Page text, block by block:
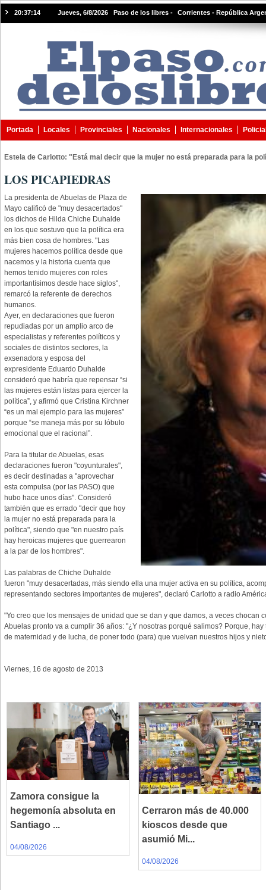
20:37:15 Jueves, 6/8/2026 Paso de los libres - Corrientes - República
Portada Locales Provinciales Nacionales Internacionales
Estela de Carlotto: "Está mal decir que la mujer no está preparada para la
LOS PICAPIEDRAS
La presidenta de Abuelas de Plaza de
Mayo calificó de "muy desacertados"
los dichos de Hilda Chiche Duhalde
en los que sostuvo que la política era
más bien cosa de hombres. "Las
mujeres hacemos política desde que
nacemos y la historia cuenta que
hemos tenido mujeres con roles
importantísimos desde hace siglos",
remarcó la referente de derechos
humanos.
Ayer, en declaraciones que fueron
repudiadas por un amplio arco de
especialistas y referentes políticos y
sociales de distintos sectores, la
exsenadora y esposa del
expresidente Eduardo Duhalde
consideró que habría que repensar “si
las mujeres están listas para ejercer la
política”, y afirmó que Cristina Kirchner
“es un mal ejemplo para las mujeres”
porque “se maneja más por su lóbulo
emocional que el racional”.
Para la titular de Abuelas, esas
declaraciones fueron "coyunturales",
es decir destinadas a "aprovechar
esta compulsa (por las PASO) que
hubo hace unos días". Consideró
también que es errado "decir que hoy
la mujer no está preparada para la
política", siendo que "en nuestro país
hay heroicas mujeres que guerrearon
a la par de los hombres".
Las palabras de Chiche Duhalde
fueron "muy desacertadas, más siendo ella una mujer activa en su política,
representando sectores importantes de mujeres", declaró Carlotto a radio
"Yo creo que los mensajes de unidad que se dan y que damos, a veces chocan
Abuelas pronto va a cumplir 36 años: "¿Y nosotras porqué salimos? Porque,
de maternidad y de lucha, de poner todo (para) que vuelvan nuestros hijos y
Viernes, 16 de agosto de 2013
Zamora consigue la
hegemonía absoluta en
Santiago ...
04/08/2026
Cerraron más de 40.000
kioscos desde que
asumió Mi...
04/08/2026